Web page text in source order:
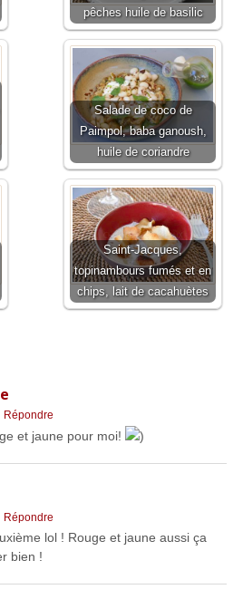
pêches huile de basilic
Salade de coco de
Paimpol, baba ganoush,
huile de coriandre
Saint-Jacques,
topinambours fumés et en
chips, lait de cacahuètes
Répondre
et jaune pour moi! )
Répondre
lol ! Rouge et jaune aussi ça
bien !